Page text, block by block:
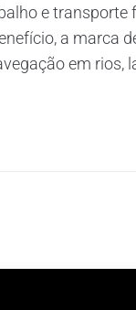
e
a marca
em rios,